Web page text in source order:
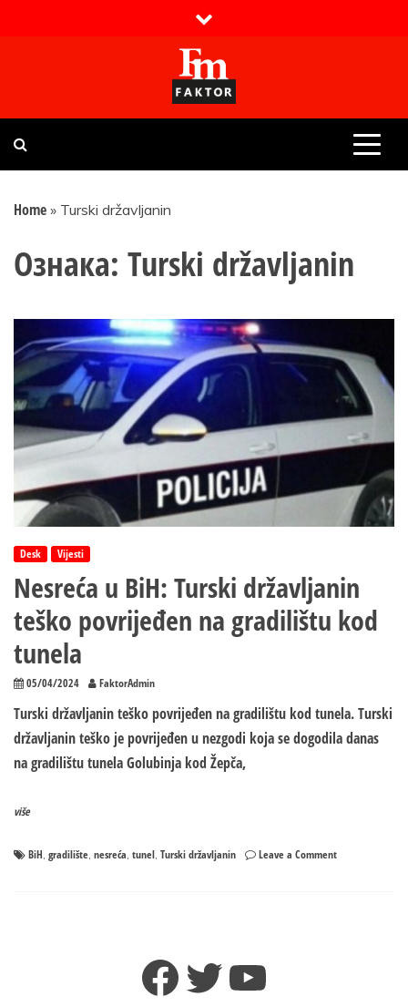
Faktor magazin
Uvijek presudan
Home » Turski državljanin
Ознака: Turski državljanin
Desk Vijesti
Nesreća u BiH: Turski državljanin
teško povrijeđen na gradilištu kod
tunela
05/04/2024 FaktorAdmin
Turski državljanin teško povrijeđen na gradilištu kod tunela. Turski
državljanin teško je povrijeđen u nezgodi koja se dogodila danas
na gradilištu tunela Golubinja kod Žepča,
više
BiH, gradilište, nesreća, tunel, Turski državljanin Leave a Commenton
Facebook
TwitterYouTube